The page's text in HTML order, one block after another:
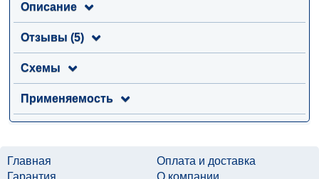
Описание
Отзывы (5)
Схемы
Применяемость
Главная
Оплата и доставка
Гарантия
О компании